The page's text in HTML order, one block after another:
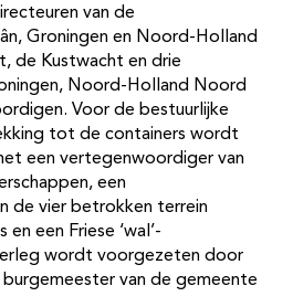
van de
Groningen en Noord-Holland
de Kustwacht en drie
Noord-Holland Noord
Voor de bestuurlijke
tot de containers wordt
een vertegenwoordiger van
een
de vier betrokken terrein
een Friese ‘wal’-
wordt voorgezeten door
burgemeester van de gemeente